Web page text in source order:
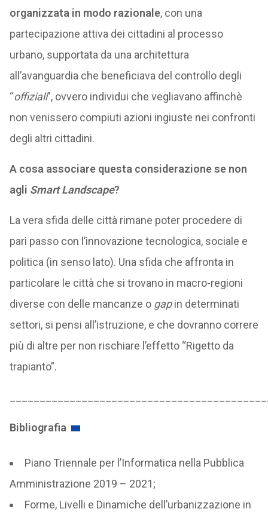
organizzata in modo razionale, con una
partecipazione attiva dei cittadini al processo
urbano, supportata da una architettura
all’avanguardia che beneficiava del controllo degli
“offiziali”, ovvero individui che vegliavano affinchè
non venissero compiuti azioni ingiuste nei confronti
degli altri cittadini.
A cosa associare questa considerazione se non
agli Smart Landscape?
La vera sfida delle città rimane poter procedere di
pari passo con l’innovazione tecnologica, sociale e
politica (in senso lato). Una sfida che affronta in
particolare le città che si trovano in macro-regioni
diverse con delle mancanze o gapin determinati
settori, si pensi all’istruzione, e che dovranno correre
più di altre per non rischiare l’effetto “Rigetto da
trapianto”.
Bibliografia
Piano Triennale per l’Informatica nella Pubblica
Amministrazione 2019 – 2021;
Forme, Livelli e Dinamiche dell’urbanizzazione in